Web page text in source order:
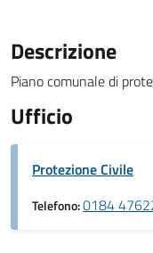
Descrizione
Piano comunale di
Ufficio
Protezione Civile
Telefono:0184